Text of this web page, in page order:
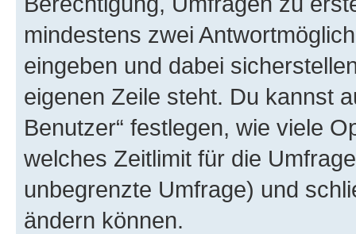
mindestens zwei
eingeben und dabei
eigenen Zeile steht. Du kannst
Benutzer“ festlegen, wie viele
welches Zeitlimit für die
unbegrenzte Umfrage) und
ändern können.